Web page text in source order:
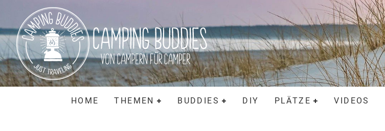
HOME THEMEN BUDDIES DIY PLÄTZE VIDEOS